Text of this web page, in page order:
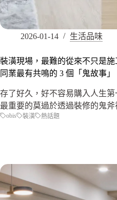
2026-01-14 生活品味
裝潢現場，最難的從來不只是施
同業最有共鳴的 3 個「鬼故事」
存了好久，好不容易購入人生第
最重要的莫過於透過裝修的鬼
obis 裝潢 熱話題